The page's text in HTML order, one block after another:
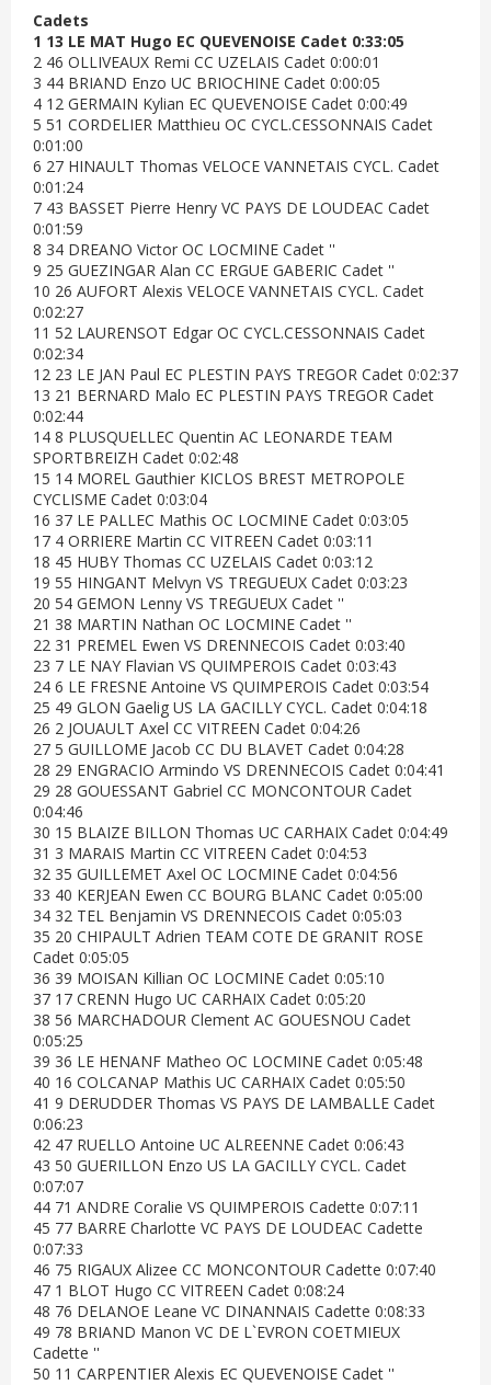
Cadets
1 13 LE MAT Hugo EC QUEVENOISE Cadet 0:33:05
2 46 OLLIVEAUX Remi CC UZELAIS Cadet 0:00:01
3 44 BRIAND Enzo UC BRIOCHINE Cadet 0:00:05
4 12 GERMAIN Kylian EC QUEVENOISE Cadet 0:00:49
5 51 CORDELIER Matthieu OC CYCL.CESSONNAIS Cadet
0:01:00
6 27 HINAULT Thomas VELOCE VANNETAIS CYCL. Cadet
0:01:24
7 43 BASSET Pierre Henry VC PAYS DE LOUDEAC Cadet
0:01:59
8 34 DREANO Victor OC LOCMINE Cadet ''
9 25 GUEZINGAR Alan CC ERGUE GABERIC Cadet ''
10 26 AUFORT Alexis VELOCE VANNETAIS CYCL. Cadet
0:02:27
11 52 LAURENSOT Edgar OC CYCL.CESSONNAIS Cadet
0:02:34
12 23 LE JAN Paul EC PLESTIN PAYS TREGOR Cadet 0:02:37
13 21 BERNARD Malo EC PLESTIN PAYS TREGOR Cadet
0:02:44
14 8 PLUSQUELLEC Quentin AC LEONARDE TEAM
SPORTBREIZH Cadet 0:02:48
15 14 MOREL Gauthier KICLOS BREST METROPOLE
CYCLISME Cadet 0:03:04
16 37 LE PALLEC Mathis OC LOCMINE Cadet 0:03:05
17 4 ORRIERE Martin CC VITREEN Cadet 0:03:11
18 45 HUBY Thomas CC UZELAIS Cadet 0:03:12
19 55 HINGANT Melvyn VS TREGUEUX Cadet 0:03:23
20 54 GEMON Lenny VS TREGUEUX Cadet ''
21 38 MARTIN Nathan OC LOCMINE Cadet ''
22 31 PREMEL Ewen VS DRENNECOIS Cadet 0:03:40
23 7 LE NAY Flavian VS QUIMPEROIS Cadet 0:03:43
24 6 LE FRESNE Antoine VS QUIMPEROIS Cadet 0:03:54
25 49 GLON Gaelig US LA GACILLY CYCL. Cadet 0:04:18
26 2 JOUAULT Axel CC VITREEN Cadet 0:04:26
27 5 GUILLOME Jacob CC DU BLAVET Cadet 0:04:28
28 29 ENGRACIO Armindo VS DRENNECOIS Cadet 0:04:41
29 28 GOUESSANT Gabriel CC MONCONTOUR Cadet
0:04:46
30 15 BLAIZE BILLON Thomas UC CARHAIX Cadet 0:04:49
31 3 MARAIS Martin CC VITREEN Cadet 0:04:53
32 35 GUILLEMET Axel OC LOCMINE Cadet 0:04:56
33 40 KERJEAN Ewen CC BOURG BLANC Cadet 0:05:00
34 32 TEL Benjamin VS DRENNECOIS Cadet 0:05:03
35 20 CHIPAULT Adrien TEAM COTE DE GRANIT ROSE
Cadet 0:05:05
36 39 MOISAN Killian OC LOCMINE Cadet 0:05:10
37 17 CRENN Hugo UC CARHAIX Cadet 0:05:20
38 56 MARCHADOUR Clement AC GOUESNOU Cadet
0:05:25
39 36 LE HENANF Matheo OC LOCMINE Cadet 0:05:48
40 16 COLCANAP Mathis UC CARHAIX Cadet 0:05:50
41 9 DERUDDER Thomas VS PAYS DE LAMBALLE Cadet
0:06:23
42 47 RUELLO Antoine UC ALREENNE Cadet 0:06:43
43 50 GUERILLON Enzo US LA GACILLY CYCL. Cadet
0:07:07
44 71 ANDRE Coralie VS QUIMPEROIS Cadette 0:07:11
45 77 BARRE Charlotte VC PAYS DE LOUDEAC Cadette
0:07:33
46 75 RIGAUX Alizee CC MONCONTOUR Cadette 0:07:40
47 1 BLOT Hugo CC VITREEN Cadet 0:08:24
48 76 DELANOE Leane VC DINANNAIS Cadette 0:08:33
49 78 BRIAND Manon VC DE L`EVRON COETMIEUX
Cadette ''
50 11 CARPENTIER Alexis EC QUEVENOISE Cadet ''